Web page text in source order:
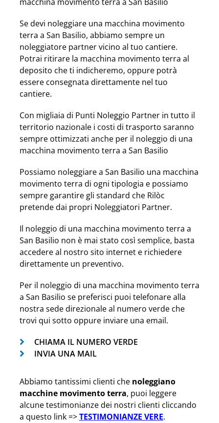
Se devi noleggiare una macchina movimento
terra a San Basilio, abbiamo sempre un
noleggiatore partner vicino al tuo cantiere.
Potrai ritirare la macchina movimento terra al
deposito che ti indicheremo, oppure potrà
essere consegnata direttamente nel tuo
cantiere.
Con migliaia di Punti Noleggio Partner in tutto il
territorio nazionale i costi di trasporto saranno
sempre ottimizzati anche per il noleggio di una
macchina movimento terra a San Basilio
Possiamo noleggiare a San Basilio una macchina
movimento terra di ogni tipologia e possiamo
sempre garantire gli standard che Rilòc
pretende dai propri Noleggiatori Partner.
Il noleggio di una macchina movimento terra a
San Basilio non è mai stato così semplice, basta
accedere al nostro sito internet e richiedere
direttamente un preventivo.
Per il noleggio di una macchina movimento terra
a San Basilio se preferisci puoi telefonare alla
nostra sede direzionale al numero verde che
trovi qui sotto oppure inviare una email.
CHIAMA IL NUMERO VERDE
INVIA UNA MAIL
Abbiamo tantissimi clienti che noleggiano
macchine movimento terra, puoi leggere
alcune testimonianze dei nostri clienti cliccando
a questo link =>TESTIMONIANZE VERE.